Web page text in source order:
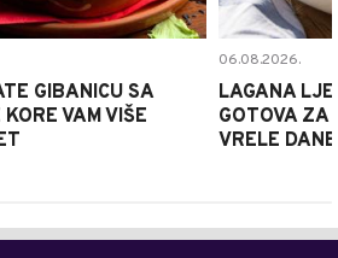
GIBANICU SA
VAM VIŠE
06.08.2026.
LAGANA
GOTOVA ZA
VRELE DANE